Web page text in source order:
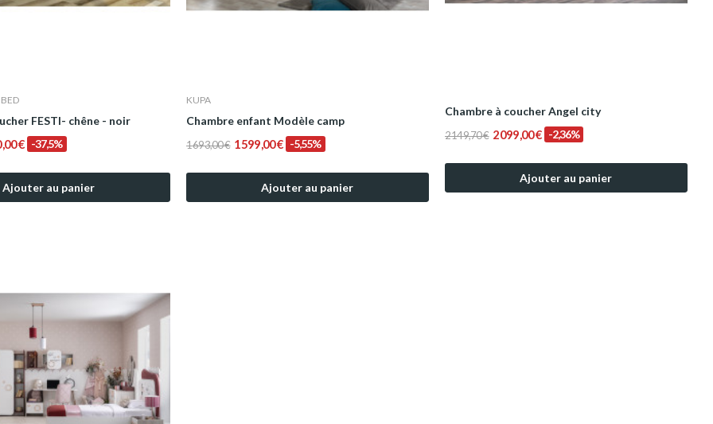
FESTI- chêne - noir
€ -37,5%
Ajouter au panier
KUPA
Chambre enfant Modèle camp
1 693,00 € 1 599,00 € -5,55%
Ajouter au panier
Chambre à coucher Angel city
2 149,70 € 2 099,00 € -2,36%
Ajouter au panier